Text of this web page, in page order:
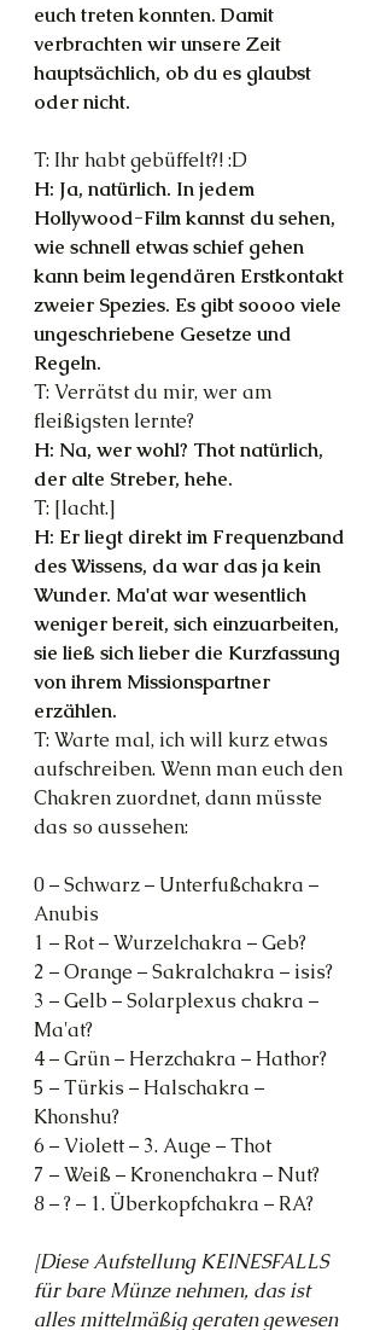
euch treten konnten. Damit
verbrachten wir unsere Zeit
hauptsächlich, ob du es glaubst
oder nicht.
T: Ihr habt gebüffelt?! :D
H: Ja, natürlich. In jedem
Hollywood-Film kannst du sehen,
wie schnell etwas schief gehen
kann beim legendären Erstkontakt
zweier Spezies. Es gibt soooo viele
ungeschriebene Gesetze und
Regeln.
T: Verrätst du mir, wer am
fleißigsten lernte?
H: Na, wer wohl? Thot natürlich,
der alte Streber, hehe.
T: [lacht.]
H: Er liegt direkt im Frequenzband
des Wissens, da war das ja kein
Wunder. Ma'at war wesentlich
weniger bereit, sich einzuarbeiten,
sie ließ sich lieber die Kurzfassung
von ihrem Missionspartner
erzählen.
T: Warte mal, ich will kurz etwas
aufschreiben. Wenn man euch den
Chakren zuordnet, dann müsste
das so aussehen:
0 – Schwarz – Unterfußchakra –
Anubis
1 – Rot – Wurzelchakra – Geb?
2 – Orange – Sakralchakra – isis?
3 – Gelb – Solarplexus chakra –
Ma'at?
4 – Grün – Herzchakra – Hathor?
5 – Türkis – Halschakra –
Khonshu?
6 – Violett – 3. Auge – Thot
7 – Weiß – Kronenchakra – Nut?
8 – ? – 1. Überkopfchakra – RA?
[Diese Aufstellung KEINESFALLS
für bare Münze nehmen, das ist
alles mittelmäßig geraten gewesen